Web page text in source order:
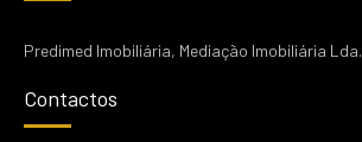
Predimed Imobiliária, Mediação Imobiliária Lda.
Contactos